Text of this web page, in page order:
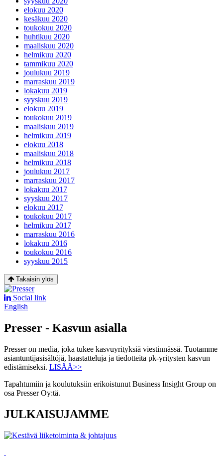
elokuu 2020
kesäkuu 2020
toukokuu 2020
huhtikuu 2020
maaliskuu 2020
helmikuu 2020
tammikuu 2020
joulukuu 2019
marraskuu 2019
lokakuu 2019
syyskuu 2019
elokuu 2019
toukokuu 2019
maaliskuu 2019
helmikuu 2019
elokuu 2018
maaliskuu 2018
helmikuu 2018
joulukuu 2017
marraskuu 2017
lokakuu 2017
syyskuu 2017
elokuu 2017
toukokuu 2017
helmikuu 2017
marraskuu 2016
lokakuu 2016
toukokuu 2016
syyskuu 2015
Takaisin ylös
Social link
English
Presser - Kasvun asialla
Presser on media, joka tukee kasvuyrityksiä viestinnässä. Tuotamme
asiantuntijasisältöjä, haastatteluja ja tiedotteita pk-yritysten kasvun
edistämiseksi. LISÄÄ>>
Tapahtumiin ja koulutuksiin erikoistunut Business Insight Group on
osa Presser Oy:tä.
JULKAISUJAMME